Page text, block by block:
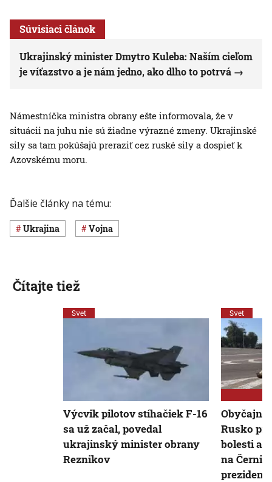
Súvisiaci článok
Ukrajinský minister Dmytro Kuleba: Naším cieľom
je víťazstvo a je nám jedno, ako dlho to potrvá
Námestníčka ministra obrany ešte informovala, že v
situácii na juhu nie sú žiadne výrazné zmeny. Ukrajinské
sily sa tam pokúšajú preraziť cez ruské sily a dospieť k
Azovskému moru.
Ďalšie články na tému:
Ukrajina vojna
Čítajte tiež
Svet
Výcvik pilotov stíhačiek F-16
sa už začal, povedal
ukrajinský minister obrany
Reznikov
Svet
Obyčajná
Rusko
bolesti a
na
prezident